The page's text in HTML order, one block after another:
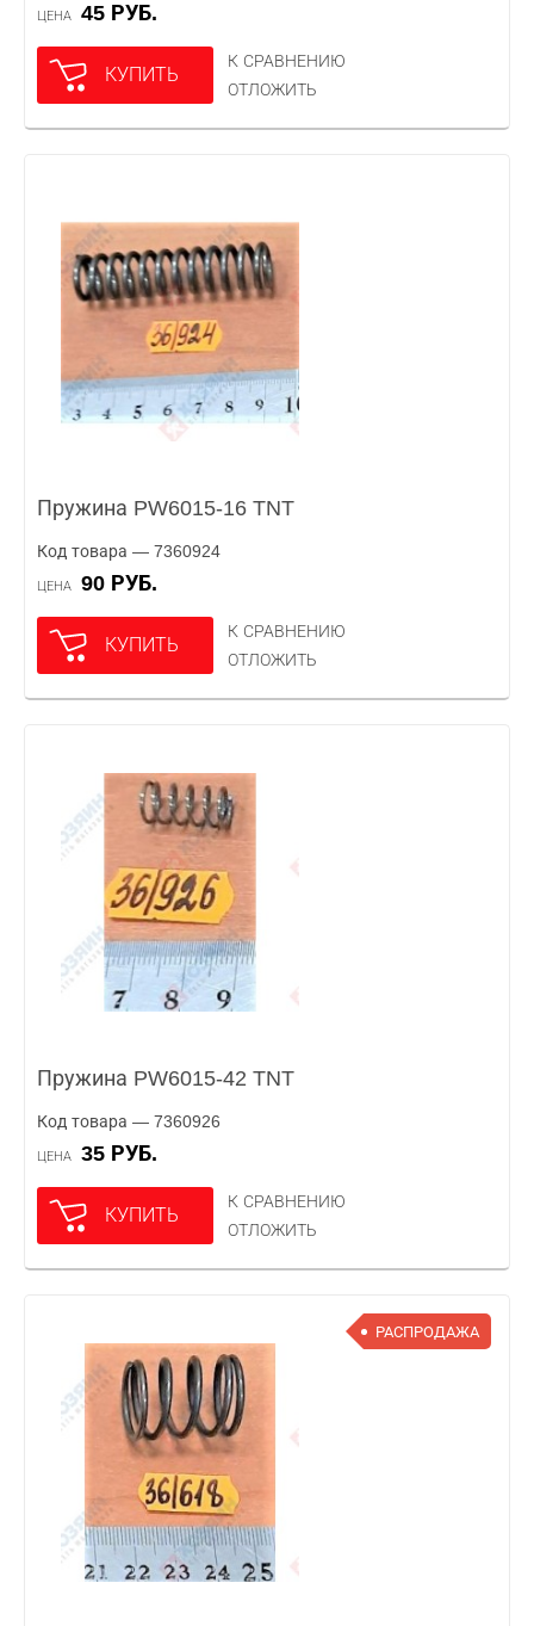
ЦЕНА 45 РУБ.
КУПИТЬ
К СРАВНЕНИЮ
ОТЛОЖИТЬ
Пружина PW6015-16 TNT
Код товара — 7360924
ЦЕНА 90 РУБ.
КУПИТЬ
К СРАВНЕНИЮ
ОТЛОЖИТЬ
Пружина PW6015-42 TNT
Код товара — 7360926
ЦЕНА 35 РУБ.
КУПИТЬ
К СРАВНЕНИЮ
ОТЛОЖИТЬ
РАСПРОДАЖА